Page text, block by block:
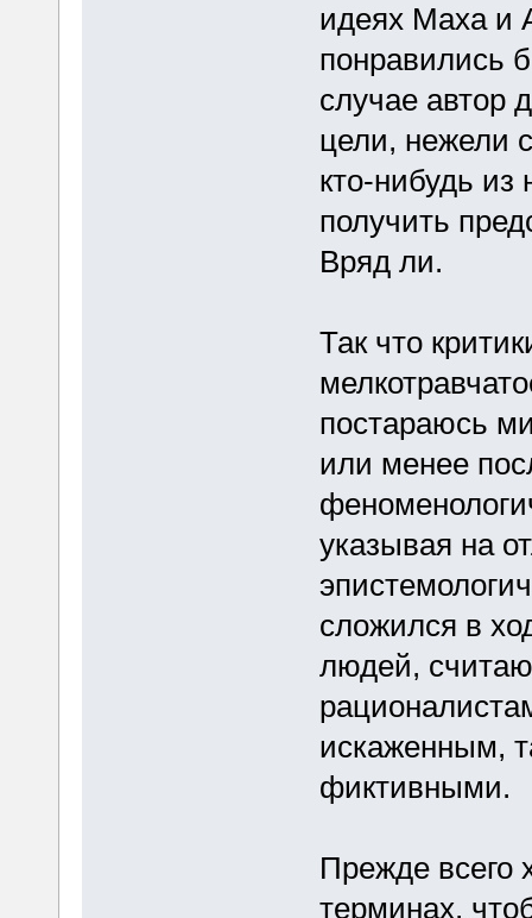
идеях Маха и
понравились
случае автор
цели, нежели
кто-нибудь
получить
Вряд ли.
Так что
постараюсь
или менее
указывая на
сложился в
людей,
искаженным,
фиктивными.
Прежде всего
терминах,